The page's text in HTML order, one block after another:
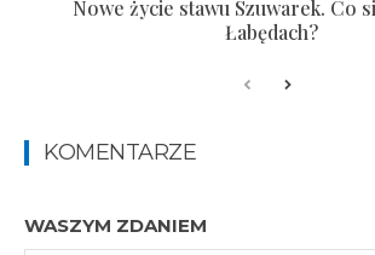
Nowe życie stawu Szuwarek. Co
Łabędach?
KOMENTARZE
WASZYM ZDANIEM